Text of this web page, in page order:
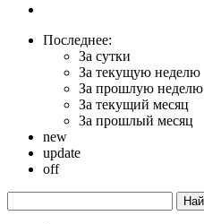
Последнее:
За сутки
За текущую неделю
За прошлую неделю
За текущий месяц
За прошлый месяц
new
update
off